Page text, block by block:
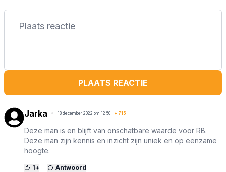
PLAATS REACTIE
Jarka 18 december 2022 om 12:50 + 715
Deze man is en blijft van onschatbare waarde voor RB.
Deze man zijn kennis en inzicht zijn uniek en op eenzame
hoogte.
1+ Antwoord